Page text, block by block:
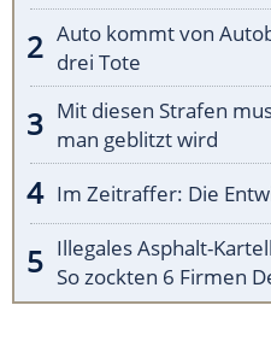
Auto kommt von
drei Tote
Mit diesen Strafen
man geblitzt wird
Im Zeitraffer: Die
Illegales Asphalt-
So zockten 6 Firmen